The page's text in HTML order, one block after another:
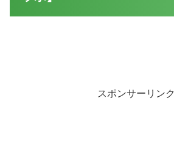
スポンサーリンク